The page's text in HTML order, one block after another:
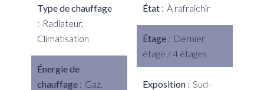
Type de chauffage
Radiateur,
Climatisation
Énergie de
chauffage
Gaz,
État À rafraîchir
Étage
Dernier
étage / 4 étages
Exposition
Sud-